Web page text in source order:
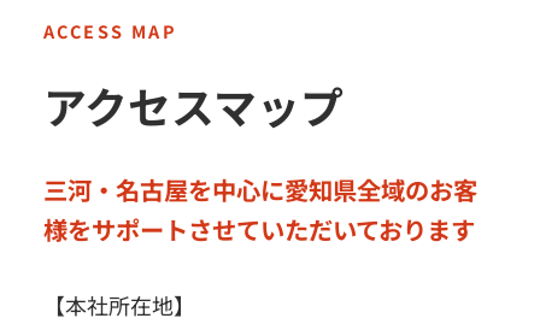
アクセスマップ
三河・名古屋を中心に愛知県全域のお客
様をサポートさせていただいております
【本社所在地】